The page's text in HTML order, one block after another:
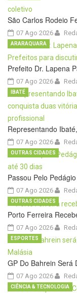
São Carlos Rodeio
07 Ago 2026
Prefeito Dr. Lapena
07 Ago 2026
ARARAQUARA
Representando
07 Ago 2026
IBATÉ
Passou Pelo
07 Ago 2026
OUTRAS CIDADES
Porto Ferreira
07 Ago 2026
OUTRAS CIDADES
GP Do Bahrein
07 Ago 2026
ESPORTES
CIÊNCIA & TECNOLOGIA